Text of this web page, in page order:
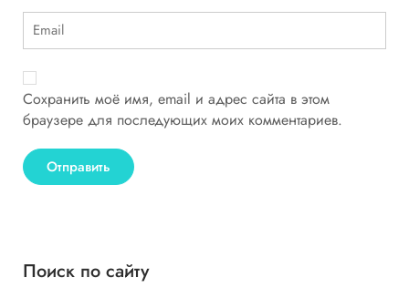
Сохранить моё имя, email и адрес сайта в этом
браузере для последующих моих комментариев.
Поиск по сайту